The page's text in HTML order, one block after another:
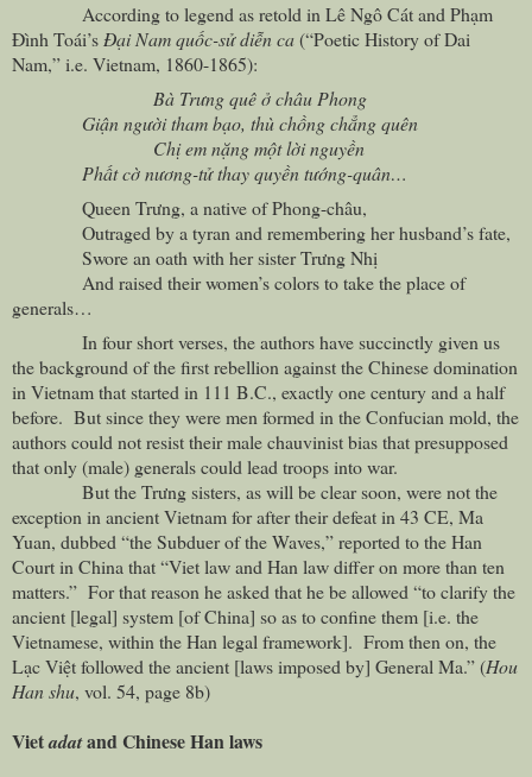
According to legend as retold in Lê Ngô Cát and Phạm
Đình Toái’sĐạiNamquốc-sử diễn ca(“Poetic History of Dai
Nam,” i.e. Vietnam, 1860-1865):
Bà Trưng quê ở châu Phong
Giận người tham bạo, thù chồng chẳng quên
Chị em nặng một lời nguyền
Phất cờ nương-tử thay quyền tướng-quân…
Queen Trưng, a native of Phong-châu,
Outraged by a tyran and remembering her husband’s fate,
Swore an oath with her sister Trưng Nhị
And raised their women’s colors to take the place of
generals…
In four short verses, the authors have succinctly given us
the background of the first rebellion against the Chinese domination
inVietnamthat started in 111 B.C., exactly one century and a half
before. But since they were men formed in the Confucian mold, the
authors could not resist their male chauvinist bias that presupposed
that only (male) generals could lead troops into war.
But the Trưng sisters, as will be clear soon, were not the
exception in ancientVietnamfor after their defeat in 43 CE, Ma
Yuan, dubbed “the Subduer of the Waves,” reported to theHan
CourtinChinathat “Viet law and Han law differ on more than ten
matters.” For that reason he asked that he be allowed “to clarify the
ancient [legal] system [ofChina] so as to confine them [i.e. the
Vietnamese, within the Han legal framework]. From then on, the
Lạc Việt followed the ancient [laws imposed by] General Ma.” (Hou
Han shu, vol. 54, page 8b)
Vietadatand Chinese Han laws